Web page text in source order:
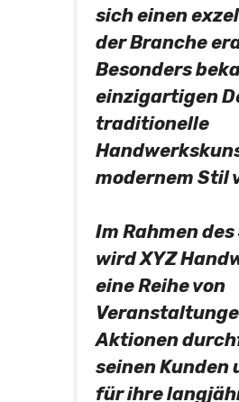
sich einen
der Branche
Besonders
einzigartigen
traditionelle
modernem Stil
Im Rahmen
wird XYZ
eine Reihe von
Aktionen
seinen Kunden
für ihre